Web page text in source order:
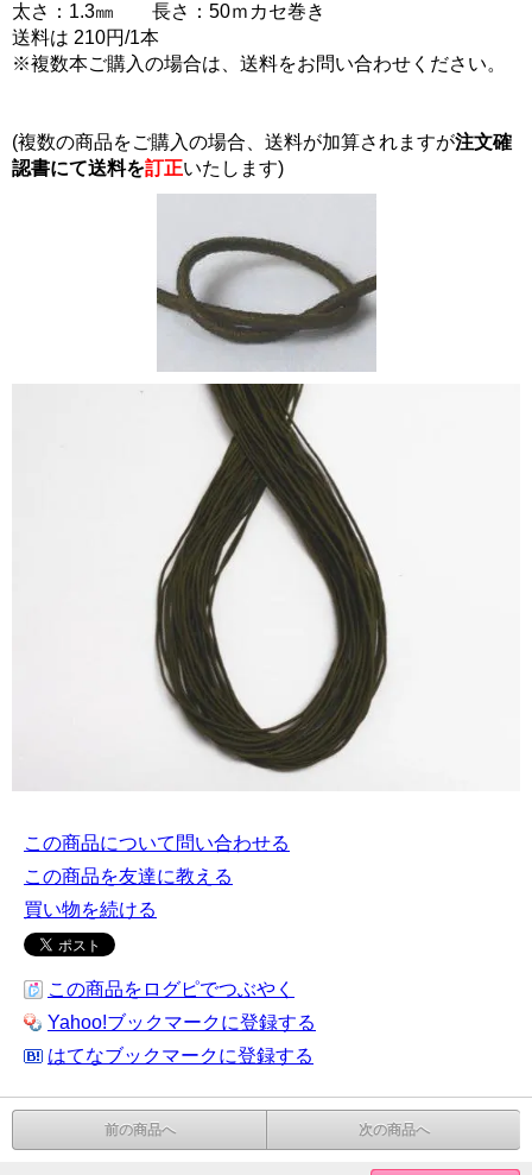
太さ：1.3㎜ 長さ：50ｍカセ巻き
送料は 210円/1本
※複数本ご購入の場合は、送料をお問い合わせください。
(複数の商品をご購入の場合、送料が加算されますが注文確
認書にて送料を訂正いたします)
この商品について問い合わせる
この商品を友達に教える
買い物を続ける
この商品をログピでつぶやく
Yahoo!ブックマークに登録する
はてなブックマークに登録する
前の商品へ 次の商品へ